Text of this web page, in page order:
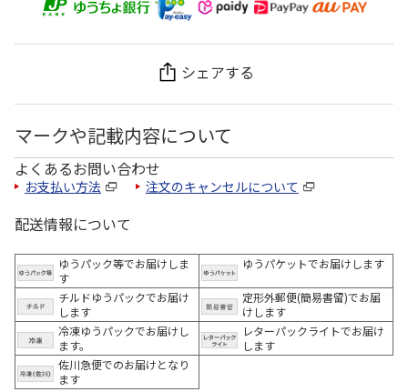
シェアする
マークや記載内容について
よくあるお問い合わせ
お支払い方法 注文のキャンセルについて
配送情報について
ゆうパック等でお届けしま
す
ゆうパケットでお届けします
チルドゆうパックでお届け
します
定形外郵便(簡易書留)でお届
けします
冷凍ゆうパックでお届けし
ます。
レターパックライトでお届け
します
佐川急便でのお届けとなり
ます